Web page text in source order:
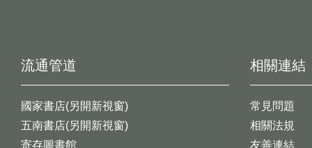
流通管道
國家書店(另開新視窗)
五南書店(另開新視窗)
寄存圖書館
相關連結
常見問題
相關法規
友善連結